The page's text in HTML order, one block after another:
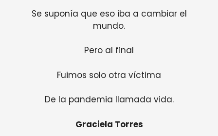
Se suponía que eso iba a cambiar el
mundo.
Pero al final
Fuimos solo otra víctima
De la pandemia llamada vida.
Graciela Torres